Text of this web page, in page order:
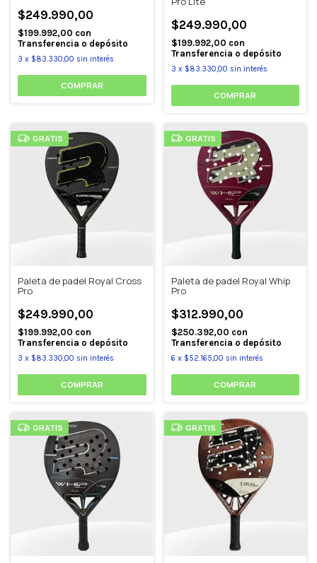
$249.990,00
$199.992,00 con
Transferencia o depósito
3 x $83.330,00 sin interés
$249.990,00
$199.992,00 con
Transferencia o depósito
3 x $83.330,00 sin interés
GRATIS
Paleta de padel Royal Cross
Pro
$249.990,00
$199.992,00 con
Transferencia o depósito
3 x $83.330,00 sin interés
GRATIS
Paleta de padel Royal Whip
Pro
$312.990,00
$250.392,00 con
Transferencia o depósito
6 x $52.165,00 sin interés
GRATIS GRATIS